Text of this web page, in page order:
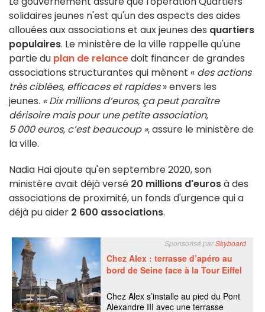
solidaires jeunes n'est qu'un des aspects des aides
allouées aux associations et aux jeunes des quartiers
populaires. Le ministère de la ville rappelle qu'une
partie du plan de relancedoit financer de grandes
associations structurantes qui mènent « des actions
très ciblées, efficaces et rapides» envers les
jeunes. « Dix millions d’euros, ça peut paraître
dérisoire mais pour une petite association,
5 000 euros, c’est beaucoup », assure le ministère de
la ville.
Nadia Hai ajoute qu'en septembre 2020, son
ministère avait déjà versé 20 millions d'eurosà des
associations de proximité, un fonds d'urgence qui a
déjà pu aider 2 600 associations.